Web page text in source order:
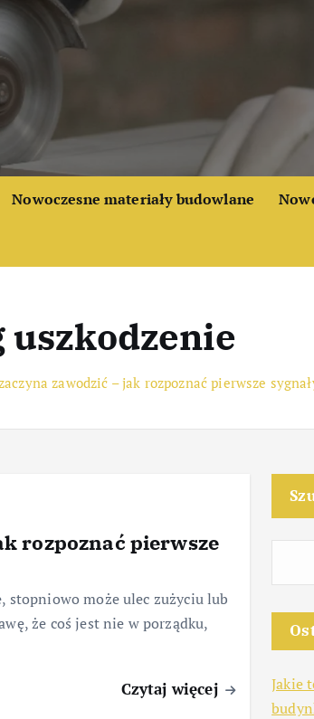
Nowoczesne materiały budowlane
uszkodzenie
zawodzić – jak rozpoznać pierwsze
rozpoznać pierwsze
stopniowo może ulec zużyciu lub
że coś jest nie w porządku,
Czytaj więcej
Jakie